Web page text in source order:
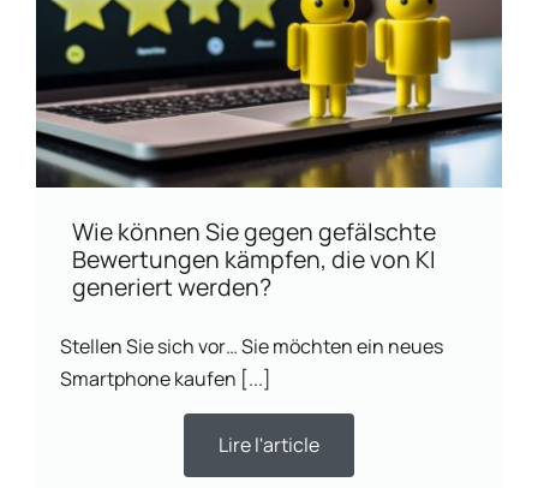
Wie können Sie gegen gefälschte
Bewertungen kämpfen, die von KI
generiert werden?
Stellen Sie sich vor… Sie möchten ein neues
Smartphone kaufen [...]
Lire l'article